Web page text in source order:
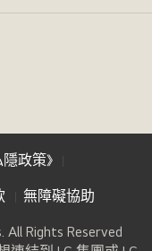
隱政策》
無障礙協助
Rights Reserved